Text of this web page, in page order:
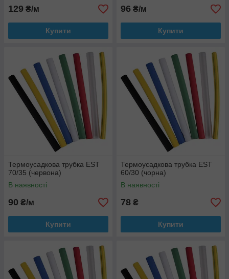
129 ₴/м
Купити
96 ₴/м
Купити
Термоусадкова трубка EST
70/35 (червона)
В наявності
90 ₴/м
Купити
Термоусадкова трубка EST
60/30 (чорна)
В наявності
78 ₴
Купити